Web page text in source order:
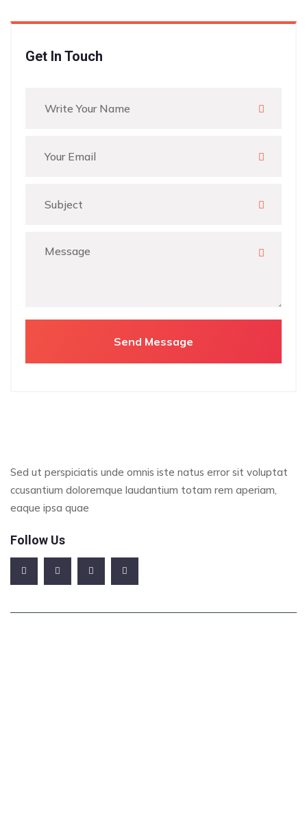
Get In Touch
Sed ut perspiciatis unde omnis iste natus error sit voluptat
ccusantium doloremque laudantium totam rem aperiam,
eaque ipsa quae
Follow Us